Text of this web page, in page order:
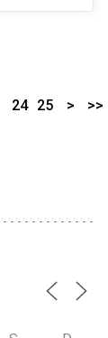
24 25 > >>